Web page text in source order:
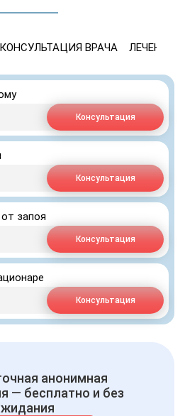
КОНСУЛЬТАЦИЯ ВРАЧА ЛЕЧЕНИЕ
Консультация
Консультация
запоя
Консультация
Консультация
анонимная
— бесплатно и без